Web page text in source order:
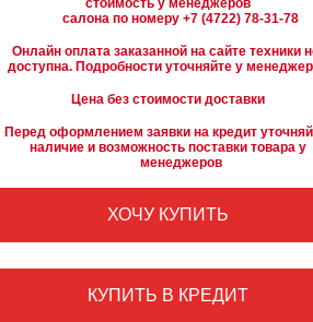
стоимость у менеджеров
Онлайн оплата заказанной на сайте техники
доступна. Подробности уточняйте у
Цена без стоимости доставки
Перед оформлением заявки на кредит
наличие и возможность поставки товара у
        менеджеров
ХОЧУ КУПИТЬ
КУПИТЬ В КРЕДИТ